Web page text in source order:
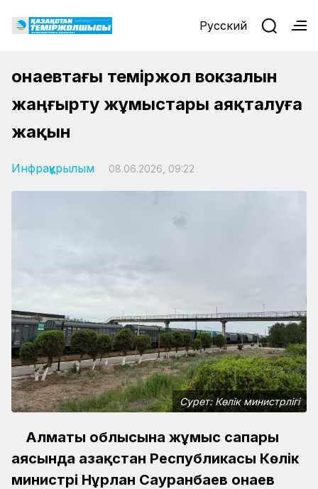
Русский
Қонаевтағы теміржол вокзалын
жаңғырту жұмыстары аяқталуға
жақын
Инфрақұрылым 08.06.2026, 09:22
Сурет: Көлік министрлігі
Алматы облысына жұмыс сапары
аясында Қазақстан Республикасы Көлік
министрі Нұрлан Сауранбаев Қонаев